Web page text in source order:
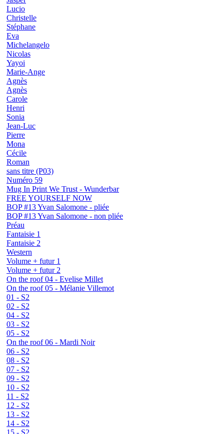
Lucio
Christelle
Stéphane
Eva
Michelangelo
Nicolas
Yayoi
Marie-Ange
Agnès
Agnès
Carole
Henri
Sonia
Jean-Luc
Pierre
Mona
Cécile
Roman
sans titre (P03)
Numéro 59
Mug In Print We Trust - Wunderbar
FREE YOURSELF NOW
BOP #13 Yvan Salomone - pliée
BOP #13 Yvan Salomone - non pliée
Préau
Fantaisie 1
Fantaisie 2
Western
Volume + futur 1
Volume + futur 2
On the roof 04 - Evelise Millet
On the roof 05 - Mélanie Villemot
01 - S2
02 - S2
04 - S2
03 - S2
05 - S2
On the roof 06 - Mardi Noir
06 - S2
08 - S2
07 - S2
09 - S2
10 - S2
11 - S2
12 - S2
13 - S2
14 - S2